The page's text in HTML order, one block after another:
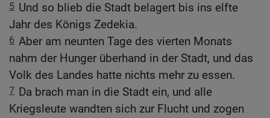
5 Und so blieb die Stadt belagert bis ins elfte
Jahr des Königs Zedekia.
6 Aber am neunten Tage des vierten Monats
nahm der Hunger überhand in der Stadt, und das
Volk des Landes hatte nichts mehr zu essen.
7 Da brach man in die Stadt ein, und alle
Kriegsleute wandten sich zur Flucht und zogen